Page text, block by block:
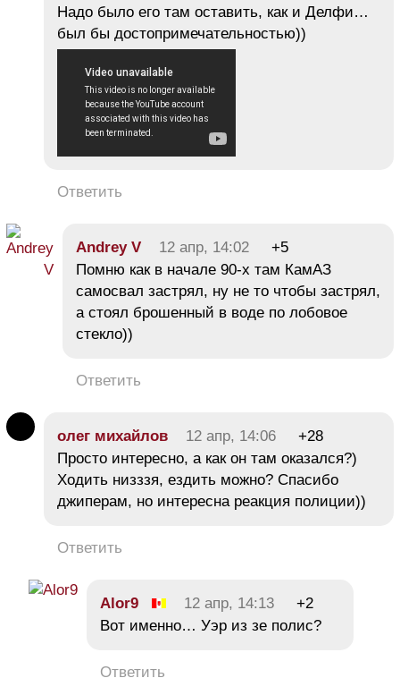
Надо было его там оставить, как и Делфи…
был бы достопримечательностью))
Ответить
Andrey V 12 апр, 14:02
+5
Помню как в начале 90-х там КамАЗ
самосвал застрял, ну не то чтобы застрял,
а стоял брошенный в воде по лобовое
стекло))
Ответить
олег михайлов 12 апр, 14:06
+28
Просто интересно, а как он там оказался?)
Ходить низззя, ездить можно? Спасибо
джиперам, но интересна реакция полиции))
Ответить
Alor9 12 апр, 14:13
+2
Вот именно… Уэр из зе полис?
Ответить